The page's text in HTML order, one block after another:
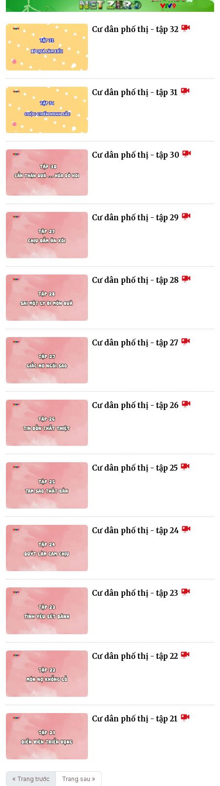
Cư dân phố thị - tập 32
Cư dân phố thị - tập 31
Cư dân phố thị - tập 30
Cư dân phố thị - tập 29
Cư dân phố thị - tập 28
Cư dân phố thị - tập 27
Cư dân phố thị - tập 26
Cư dân phố thị - tập 25
Cư dân phố thị - tập 24
Cư dân phố thị - tập 23
Cư dân phố thị - tập 22
Cư dân phố thị - tập 21
« Trang trước Trang sau »